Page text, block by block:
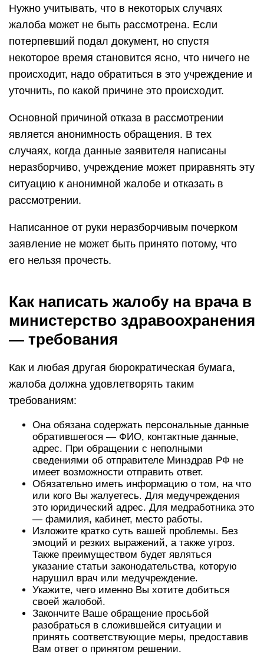
Нужно учитывать, что в некоторых случаях
жалоба может не быть рассмотрена. Если
потерпевший подал документ, но спустя
некоторое время становится ясно, что ничего не
происходит, надо обратиться в это учреждение и
уточнить, по какой причине это происходит.
Основной причиной отказа в рассмотрении
является анонимность обращения. В тех
случаях, когда данные заявителя написаны
неразборчиво, учреждение может приравнять эту
ситуацию к анонимной жалобе и отказать в
рассмотрении.
Написанное от руки неразборчивым почерком
заявление не может быть принято потому, что
его нельзя прочесть.
Как написать жалобу на врача в
министерство здравоохранения
— требования
Как и любая другая бюрократическая бумага,
жалоба должна удовлетворять таким
требованиям:
Она обязана содержать персональные данные
обратившегося — ФИО, контактные данные,
адрес. При обращении с неполными
сведениями об отправителе Минздрав РФ не
имеет возможности отправить ответ.
Обязательно иметь информацию о том, на что
или кого Вы жалуетесь. Для медучреждения
это юридический адрес. Для медработника это
— фамилия, кабинет, место работы.
Изложите кратко суть вашей проблемы. Без
эмоций и резких выражений, а также угроз.
Также преимуществом будет являться
указание статьи законодательства, которую
нарушил врач или медучреждение.
Укажите, чего именно Вы хотите добиться
своей жалобой.
Закончите Ваше обращение просьбой
разобраться в сложившейся ситуации и
принять соответствующие меры, предоставив
Вам ответ о принятом решении.